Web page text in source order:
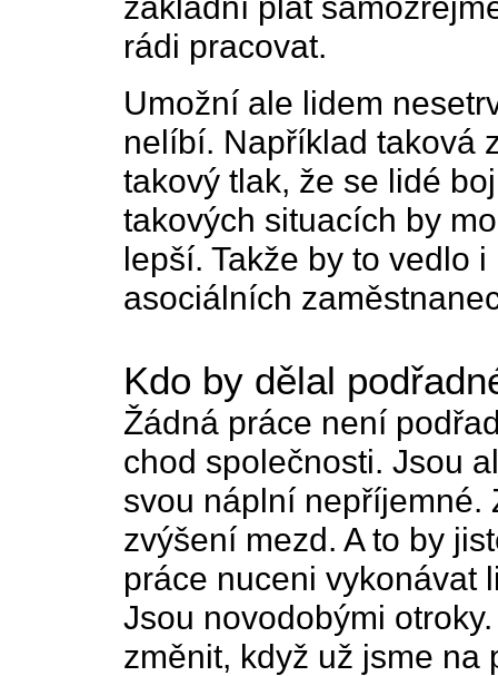
rádi pracovat.
Umožní ale lidem
nelíbí. Například taková
takový tlak, že se lidé
takových situacích by
lepší. Takže by to vedlo
asociálních
Kdo by dělal
Žádná práce není
chod společnosti. Jsou
svou náplní nepříjemné.
zvýšení mezd. A to by
práce nuceni vykonávat
Jsou novodobými
změnit, když už jsme na